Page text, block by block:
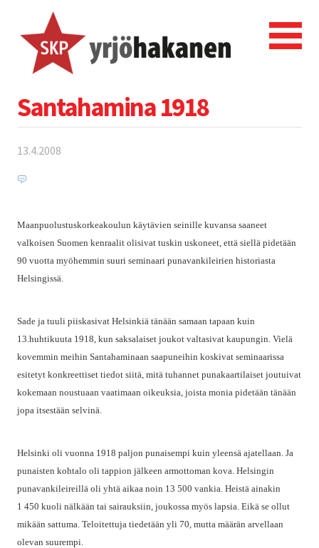
Santahamina 1918
13.4.2008
Maanpuolustuskorkeakoulun käytävien seinille kuvansa saaneet
valkoisen Suomen kenraalit olisivat tuskin uskoneet, että siellä pidetään
90 vuotta myöhemmin suuri seminaari punavankileirien historiasta
Helsingissä.
Sade ja tuuli piiskasivat Helsinkiä tänään samaan tapaan kuin
13.huhtikuuta 1918, kun saksalaiset joukot valtasivat kaupungin. Vielä
kovemmin meihin Santahaminaan saapuneihin koskivat seminaarissa
esitetyt konkreettiset tiedot siitä, mitä tuhannet punakaartilaiset joutuivat
kokemaan noustuaan vaatimaan oikeuksia, joista monia pidetään tänään
jopa itsestään selvinä.
Helsinki oli vuonna 1918 paljon punaisempi kuin yleensä ajatellaan. Ja
punaisten kohtalo oli tappion jälkeen armottoman kova. Helsingin
punavankileireillä oli yhtä aikaa noin 13 500 vankia. Heistä ainakin
1 450 kuoli nälkään tai sairauksiin, joukossa myös lapsia. Eikä se ollut
mikään sattuma. Teloitettuja tiedetään yli 70, mutta määrän arvellaan
olevan suurempi.